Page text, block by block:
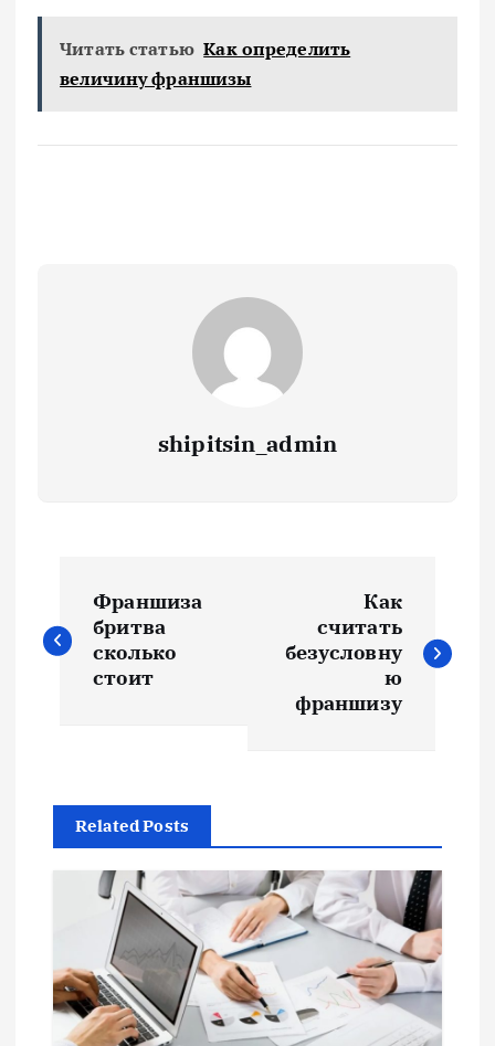
Читать статью Как определить
величину франшизы
shipitsin_admin
а
г
а
и
я
Франшиза
бритва
сколько
стоит
Как
считать
безусловну
ю
франшизу
Related Posts